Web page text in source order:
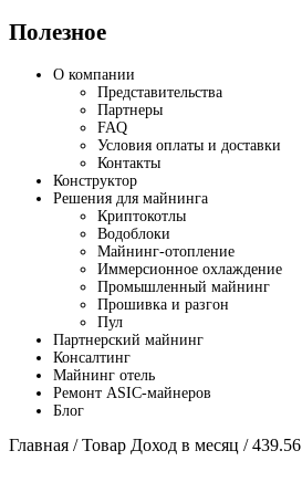
Полезное
О компании
Представительства
Партнеры
FAQ
Условия оплаты и доставки
Контакты
Конструктор
Решения для майнинга
Криптокотлы
Водоблоки
Майнинг-отопление
Иммерсионное охлаждение
Промышленный майнинг
Прошивка и разгон
Пул
Партнерский майнинг
Консалтинг
Майнинг отель
Ремонт ASIC-майнеров
Блог
Главная / Товар Доход в месяц / 439.56